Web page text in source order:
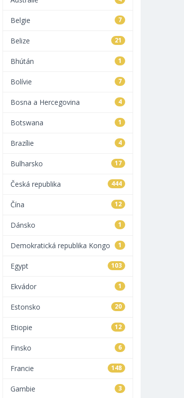
7
Belgie
21
Belize
1
Bhútán
7
Bolívie
4
Bosna a Hercegovina
1
Botswana
4
Brazílie
17
Bulharsko
444
Česká republika
12
Čína
1
Dánsko
1
Demokratická republika Kongo
103
Egypt
1
Ekvádor
20
Estonsko
12
Etiopie
6
Finsko
148
Francie
3
Gambie